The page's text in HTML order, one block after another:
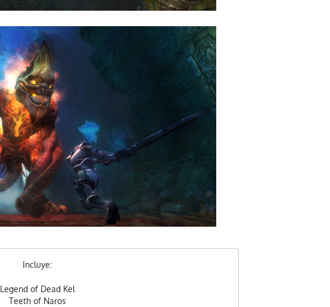
Incluye:
Legend of Dead Kel
Teeth of Naros